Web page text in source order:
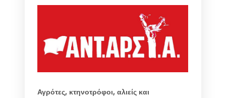
Αγρότες, κτηνοτρόφοι, αλιείς και